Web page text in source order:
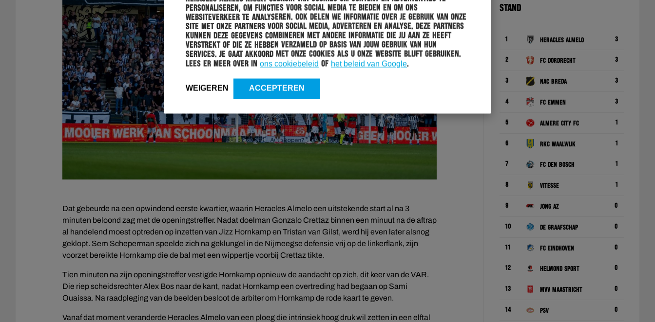
personaliseren, om functies voor social media te bieden en om ons
websiteverkeer te analyseren. Ook delen we informatie over je gebruik van onze
site met onze partners voor social media, adverteren en analyse. Deze partners
kunnen deze gegevens combineren met andere informatie die jij aan ze heeft
verstrekt of die ze hebben verzameld op basis van jouw gebruik van hun
services. Je gaat akkoord met onze cookies als u onze website blijft gebruiken.
Lees er meer over in ons cookiebeleid of het beleid van Google.
WEIGEREN ACCEPTEREN
Dat gebeurde na een opwindend eerste kwartier, waarin Heracles Almelo een uitstekende start al na 3
minuten beloond zag met de openingstreffer. Nadat doelman Gonzalo Crettaz binnen een minuut na de aftrap
al handelend moest optreden op inzetten van Jizz Hornkamp en Tristan van Gilst, werd hij even later alsnog
geklopt. Sem Scheperman speelde zich na geklungel in de Nijmeegse defensie vrij op de linkerflank, zijn
voorzet bereikte Hornkamp die de bal met een wippertje voorbij Crettaz tikte.
Tien minuten na zijn openingstreffer vestigde Hornkamp opnieuw de aandacht op zich, dit keer van de VAR.
Die riep scheidsrechter Alex Bos naar de kant, nadat Hornkamp een overtreding had begaan op Sami
Ouaissa. Na raadpleging van de beelden besloot de arbiter om Hornkamp de rode kaart te geven.
Vanaf dat moment veranderde Heracles Almelo van een ploeg die intrinsiek hoog druk wil zetten in een elftal
STAND
1 Heracles Almelo 3
2 FC Dordrecht 3
3 NAC Breda 3
4 FC Emmen 3
5 Almere City FC 1
6 RKC Waalwijk 1
7 FC Den Bosch 1
8 Vitesse 1
9 Jong AZ 0
10 De Graafschap 0
11 FC Eindhoven 0
12 Helmond Sport 0
13 MVV Maastricht 0
14 PSV 0